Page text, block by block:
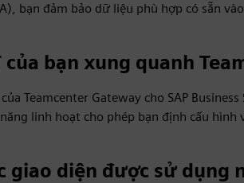
bạn đảm bảo dữ liệu phù hợp có sẵn
của bạn xung quanh
Teamcenter Gateway cho SAP
năng linh hoạt cho phép bạn định cấu
giao diện được sử dụng